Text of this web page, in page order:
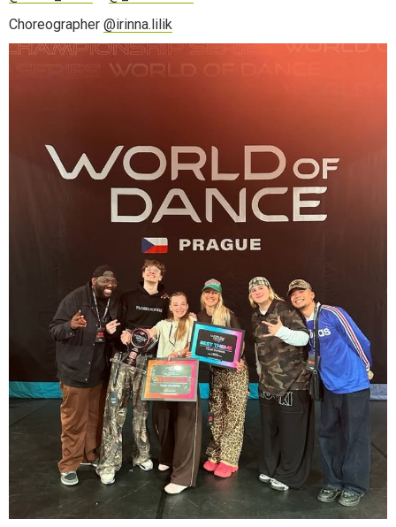
Choreographer @irinna.lilik